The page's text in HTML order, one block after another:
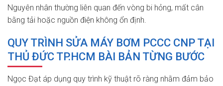
Nguyên nhân thường liên quan đến vòng bi hỏng, mất cân
bằng tải hoặc nguồn điện không ổn định.
QUY TRÌNH SỬA MÁY BƠM PCCC CNP TẠI
THỦ ĐỨC TP.HCM BÀI BẢN TỪNG BƯỚC
Ngọc Đạt áp dụng quy trình kỹ thuật rõ ràng nhằm đảm bảo